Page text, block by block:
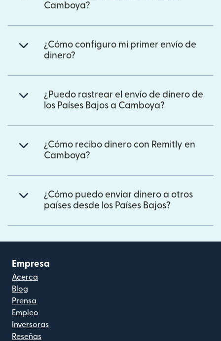
Camboya?
¿Cómo configuro mi primer envío de
dinero?
¿Puedo rastrear el envío de dinero de
los Países Bajos a Camboya?
¿Cómo recibo dinero con Remitly en
Camboya?
¿Cómo puedo enviar dinero a otros
países desde los Países Bajos?
Empresa
Acerca
Blog
Prensa
Empleo
Inversoras
Reseñas